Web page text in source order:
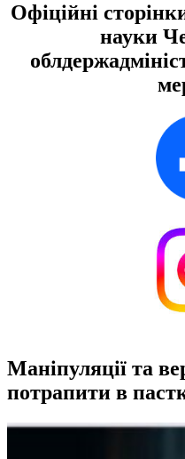
Офіційні
науки
Маніпуляції та
потрапити в